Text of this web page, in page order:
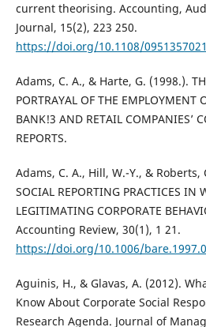
current theorising. Accounting,
Journal, 15(2), 223 250.
https://doi.org/10.1108/
Adams, C. A., & Harte, G. (1998.).
PORTRAYAL OF THE EMPLOYMENT
BANK!3 AND RETAIL COMPANIES’
REPORTS.
Adams, C. A., Hill, W.-Y., & Roberts,
SOCIAL REPORTING PRACTICES IN
LEGITIMATING CORPORATE
Accounting Review, 30(1), 1 21.
https://doi.org/10.1006/
Aguinis, H., & Glavas, A. (2012).
Know About Corporate Social
Research Agenda. Journal of